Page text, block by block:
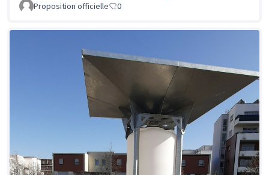
Proposition officielle 0